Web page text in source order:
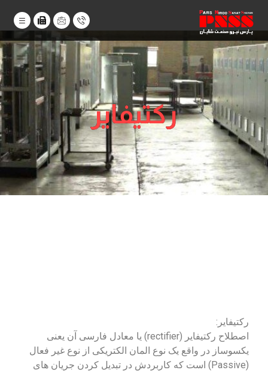
رکتیفایر
رکتیفایر:
اصطلاح رکتیفایر (rectifier) یا معادل فارسی آن یعنی
یکسوساز در واقع یک نوع المان الکتریکی از نوع غیر فعال
(Passive) است که کاربردش در تبدیل کردن جریان های